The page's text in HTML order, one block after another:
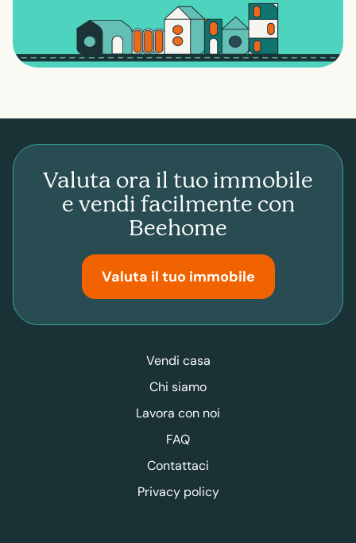
Valuta ora il tuo immobile
e vendi facilmente con
Beehome
Valuta il tuo immobile
Vendi casa
Chi siamo
Lavora con noi
FAQ
Contattaci
Privacy policy